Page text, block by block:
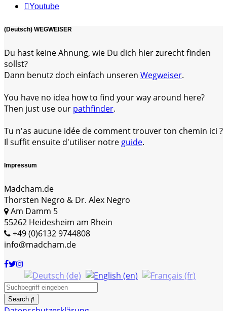
Youtube
(Deutsch) WEGWEISER
Du hast keine Ahnung, wie Du dich hier zurecht finden
sollst?
Dann benutz doch einfach unseren Wegweiser.
You have no idea how to find your way around here?
Then just use our pathfinder.
Tu n'as aucune idée de comment trouver ton chemin ici ?
Il suffit ensuite d'utiliser notre guide.
Impressum
Madcham.de
Thorsten Negro & Dr. Alex Negro
Am Damm 5
55262 Heidesheim am Rhein
+49 (0)6132 9744808
info@madcham.de
Search